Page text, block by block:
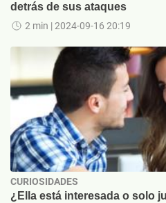
detrás de sus ataques
2 min | 2024-09-16 20:19
CURIOSIDADES
¿Ella está interesada o solo